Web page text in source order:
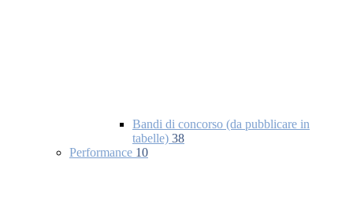
Bandi di concorso (da pubblicare in
tabelle) 38
Performance 10